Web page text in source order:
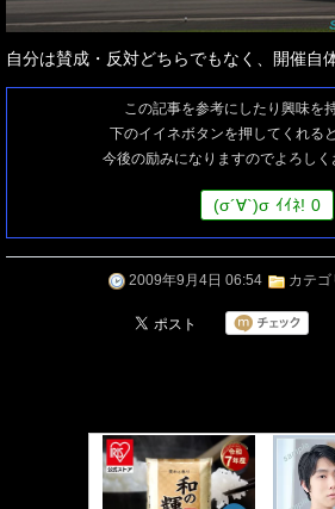
自分は賛成・反対どちらでもなく、開催自
この記事を参考にしたり興味を
下のイイネボタンを押してくれる
今後の励みになりますのでよろしく
(σ´∀`)σ ｲｲﾈ! 0
2009年9月4日 06:54 カテゴ